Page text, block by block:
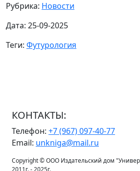
Рубрика: Новости
Дата: 25-09-2025
Теги: Футурология
КОНТАКТЫ:
Телефон: +7 (967) 097-40-77
Email: unkniga@mail.ru
Copyright © ООО Издательский дом